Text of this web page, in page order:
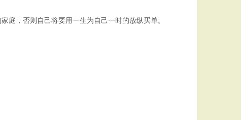
庭，否则自己将要用一生为自己一时的放纵买单。